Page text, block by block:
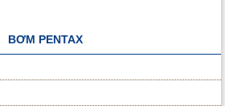
BƠM PENTAX